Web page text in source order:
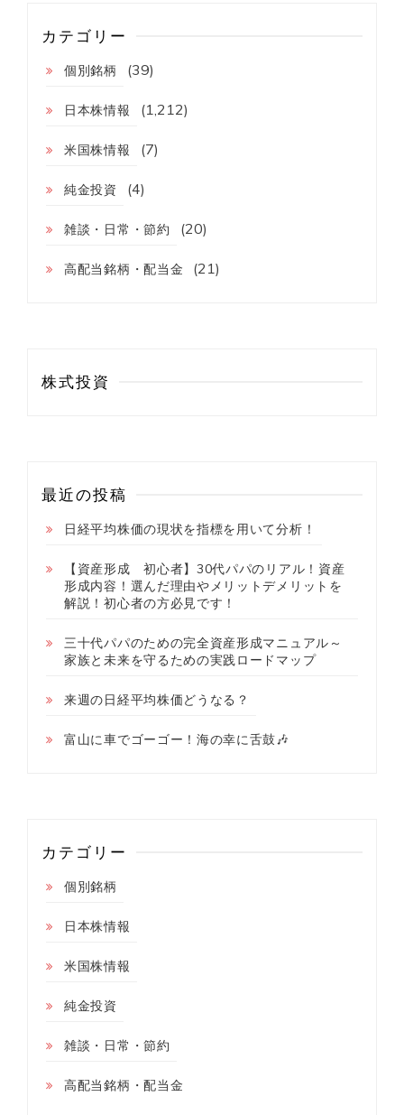
カテゴリー
個別銘柄 (39)
日本株情報 (1,212)
米国株情報 (7)
純金投資 (4)
雑談・日常・節約 (20)
高配当銘柄・配当金 (21)
株式投資
最近の投稿
日経平均株価の現状を指標を用いて分析！
【資産形成 初心者】30代パパのリアル！資産
形成内容！選んだ理由やメリットデメリットを
解説！初心者の方必見です！
三十代パパのための完全資産形成マニュアル～
家族と未来を守るための実践ロードマップ
来週の日経平均株価どうなる？
富山に車でゴーゴー！海の幸に舌鼓🎶
カテゴリー
個別銘柄
日本株情報
米国株情報
純金投資
雑談・日常・節約
高配当銘柄・配当金